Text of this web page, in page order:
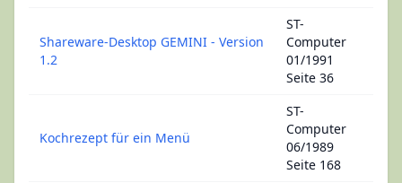
Shareware-Desktop GEMINI - Version
1.2
ST-
Computer
01/1991
Seite 36
Kochrezept für ein Menü
ST-
Computer
06/1989
Seite 168